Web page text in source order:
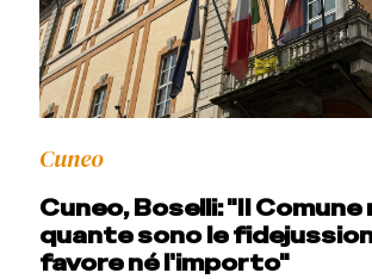
Cuneo
Cuneo, Boselli: "Il Comune
quante sono le
favore né l'importo"